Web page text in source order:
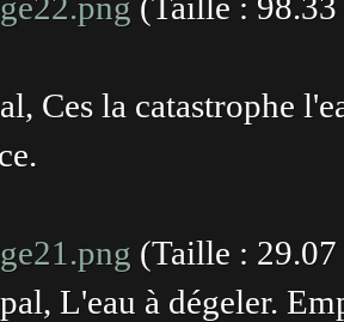
Ces la catastrophe
(Taille :
L'eau à dégeler.